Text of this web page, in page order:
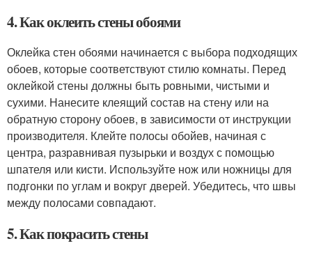
4. Как оклеить стены обоями
Оклейка стен обоями начинается с выбора подходящих
обоев, которые соответствуют стилю комнаты. Перед
оклейкой стены должны быть ровными, чистыми и
сухими. Нанесите клеящий состав на стену или на
обратную сторону обоев, в зависимости от инструкции
производителя. Клейте полосы обойев, начиная с
центра, разравнивая пузырьки и воздух с помощью
шпателя или кисти. Используйте нож или ножницы для
подгонки по углам и вокруг дверей. Убедитесь, что швы
между полосами совпадают.
5. Как покрасить стены